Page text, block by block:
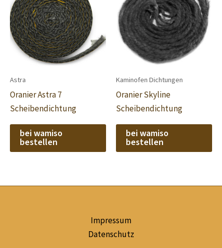
Astra
Oranier Astra 7
Scheibendichtung
bei wamiso
bestellen
Kaminofen Dichtungen
Oranier Skyline
Scheibendichtung
bei wamiso
bestellen
Impressum
Datenschutz